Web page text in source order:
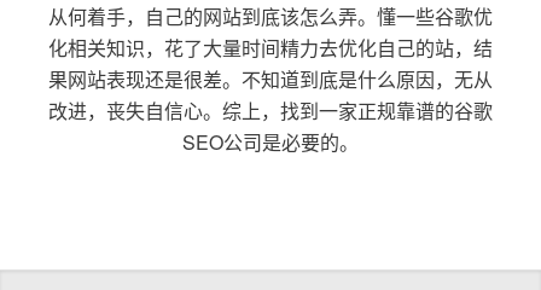
从何着手，自己的网站到底该怎么弄。懂一些谷歌优
化相关知识，花了大量时间精力去优化自己的站，结
果网站表现还是很差。不知道到底是什么原因，无从
改进，丧失自信心。综上，找到一家正规靠谱的谷歌
SEO公司是必要的。